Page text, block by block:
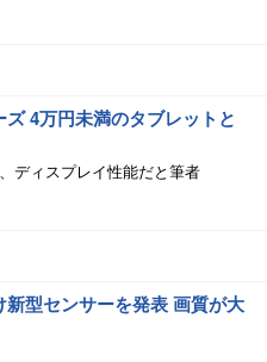
4万円未満のタブレットと
ディスプレイ性能だと筆者
型センサーを発表 画質が大